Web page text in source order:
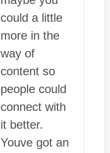
could a little
more in the
way of
content so
people could
connect with
it better.
Youve got an